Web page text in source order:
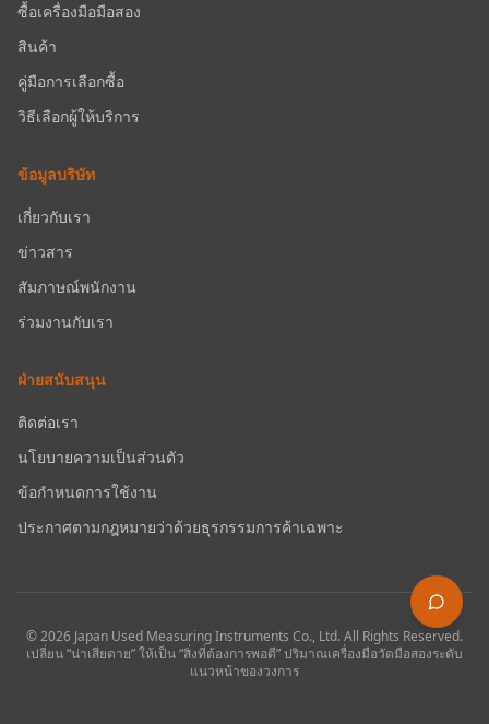
ซื้อเครื่องมือมือสอง
สินค้า
คู่มือการเลือกซื้อ
วิธีเลือกผู้ให้บริการ
ข้อมูลบริษัท
เกี่ยวกับเรา
ข่าวสาร
สัมภาษณ์พนักงาน
ร่วมงานกับเรา
ฝ่ายสนับสนุน
ติดต่อเรา
นโยบายความเป็นส่วนตัว
ข้อกำหนดการใช้งาน
ประกาศตามกฎหมายว่าด้วยธุรกรรมการค้าเฉพาะ
©2026 Japan Used Measuring Instruments Co., Ltd. All Rights Reserved.
เปลี่ยน “น่าเสียดาย” ให้เป็น “สิ่งที่ต้องการพอดี” ปริมาณเครื่องมือวัดมือสองระดับ
แนวหน้าของวงการ